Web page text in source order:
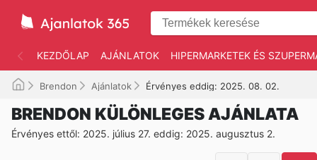
KEZDŐLAP AJÁNLATOK HIPERMARKETEK ÉS
Brendon Ajánlatok Érvényes eddig: 2025. 08. 02.
BRENDON KÜLÖNLEGES AJÁNLATA
Érvényes ettől: 2025. július 27. eddig: 2025. augusztus 2.